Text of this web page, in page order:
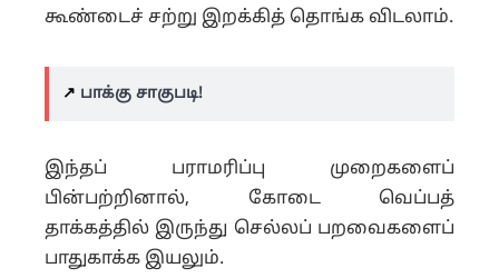
கூண்டைச் சற்று இறக்கித் தொங்க விடலாம்.
↗️ பாக்கு சாகுபடி!
இந்தப் பராமரிப்பு முறைகளைப்
பின்பற்றினால், கோடை வெப்பத்
தாக்கத்தில் இருந்து செல்லப் பறவைகளைப்
பாதுகாக்க இயலும்.